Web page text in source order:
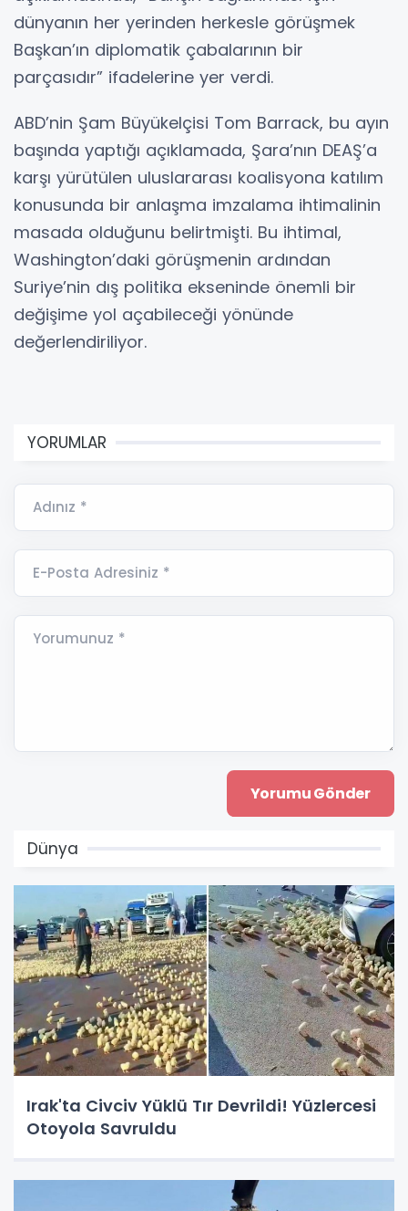
dünyanın her yerinden herkesle görüşmek
Başkan’ın diplomatik çabalarının bir
parçasıdır” ifadelerine yer verdi.
ABD’nin Şam Büyükelçisi Tom Barrack, bu ayın
başında yaptığı açıklamada, Şara’nın DEAŞ’a
karşı yürütülen uluslararası koalisyona katılım
konusunda bir anlaşma imzalama ihtimalinin
masada olduğunu belirtmişti. Bu ihtimal,
Washington’daki görüşmenin ardından
Suriye’nin dış politika ekseninde önemli bir
değişime yol açabileceği yönünde
değerlendiriliyor.
YORUMLAR
Adınız *
E-Posta Adresiniz *
Yorumunuz *
Dünya
Irak'ta Civciv Yüklü Tır Devrildi! Yüzlercesi
Otoyola Savruldu